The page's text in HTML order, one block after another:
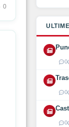
0
0
0
0